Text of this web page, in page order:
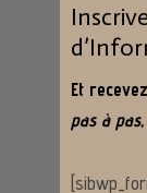
Et
pas à